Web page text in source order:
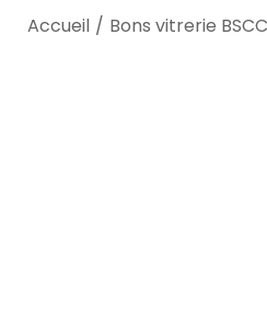
Accueil / Bons vitrerie